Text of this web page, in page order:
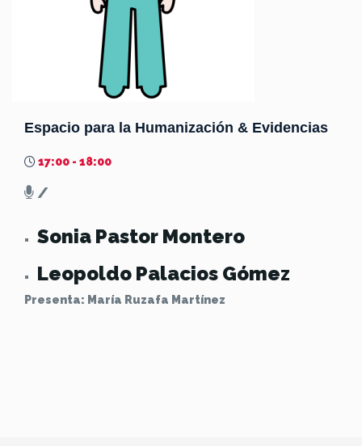
Espacio para la Humanización & Evidencias
17:00 - 18:00
/
Sonia Pastor Montero
Leopoldo Palacios Gómez
Presenta: María Ruzafa Martínez